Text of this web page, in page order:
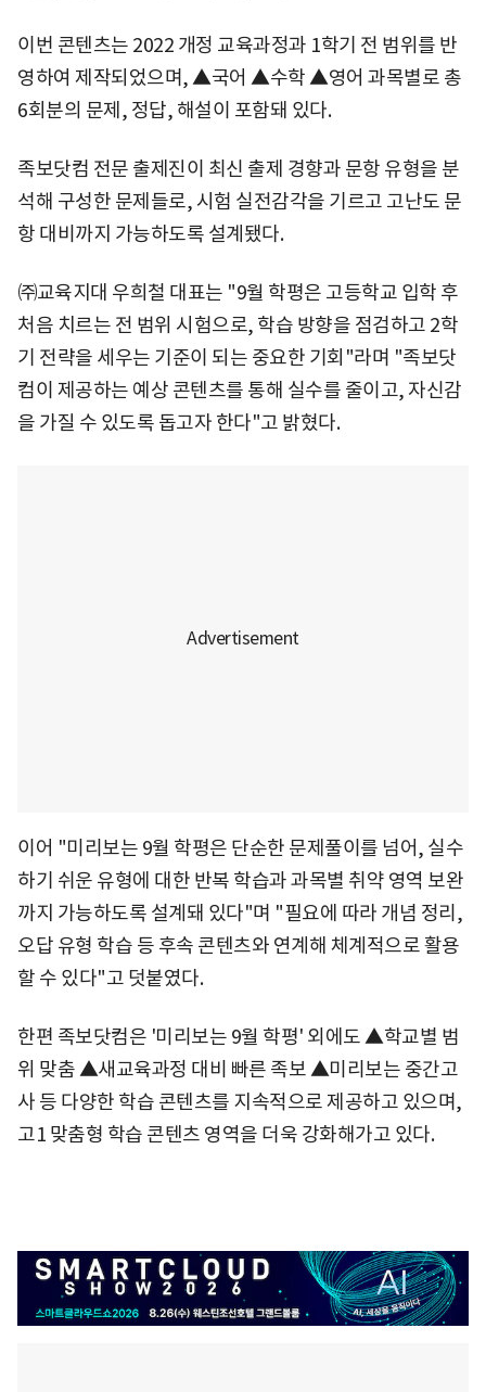
이번 콘텐츠는 2022 개정 교육과정과 1학기 전 범위를 반
영하여 제작되었으며, ▲국어 ▲수학 ▲영어 과목별로 총
6회분의 문제, 정답, 해설이 포함돼 있다.
족보닷컴 전문 출제진이 최신 출제 경향과 문항 유형을 분
석해 구성한 문제들로, 시험 실전감각을 기르고 고난도 문
항 대비까지 가능하도록 설계됐다.
㈜교육지대 우희철 대표는 "9월 학평은 고등학교 입학 후
처음 치르는 전 범위 시험으로, 학습 방향을 점검하고 2학
기 전략을 세우는 기준이 되는 중요한 기회"라며 "족보닷
컴이 제공하는 예상 콘텐츠를 통해 실수를 줄이고, 자신감
을 가질 수 있도록 돕고자 한다"고 밝혔다.
이어 "미리보는 9월 학평은 단순한 문제풀이를 넘어, 실수
하기 쉬운 유형에 대한 반복 학습과 과목별 취약 영역 보완
까지 가능하도록 설계돼 있다"며 "필요에 따라 개념 정리,
오답 유형 학습 등 후속 콘텐츠와 연계해 체계적으로 활용
할 수 있다"고 덧붙였다.
한편 족보닷컴은 '미리보는 9월 학평' 외에도 ▲학교별 범
위 맞춤 ▲새교육과정 대비 빠른 족보 ▲미리보는 중간고
사 등 다양한 학습 콘텐츠를 지속적으로 제공하고 있으며,
고1 맞춤형 학습 콘텐츠 영역을 더욱 강화해가고 있다.